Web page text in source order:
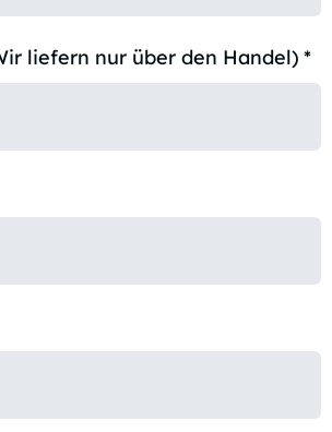
liefern nur über den Handel) *